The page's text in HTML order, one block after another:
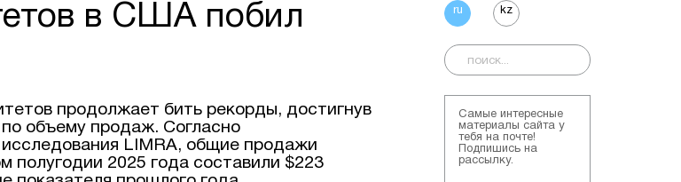
в США побил
продолжает бить рекорды, достигнув
объему продаж. Согласно
LIMRA, общие продажи
полугодии 2025 года составили $223
ru kz
Самые интересные
материалы сайта у
тебя на почте!
Подпишись на
рассылку.